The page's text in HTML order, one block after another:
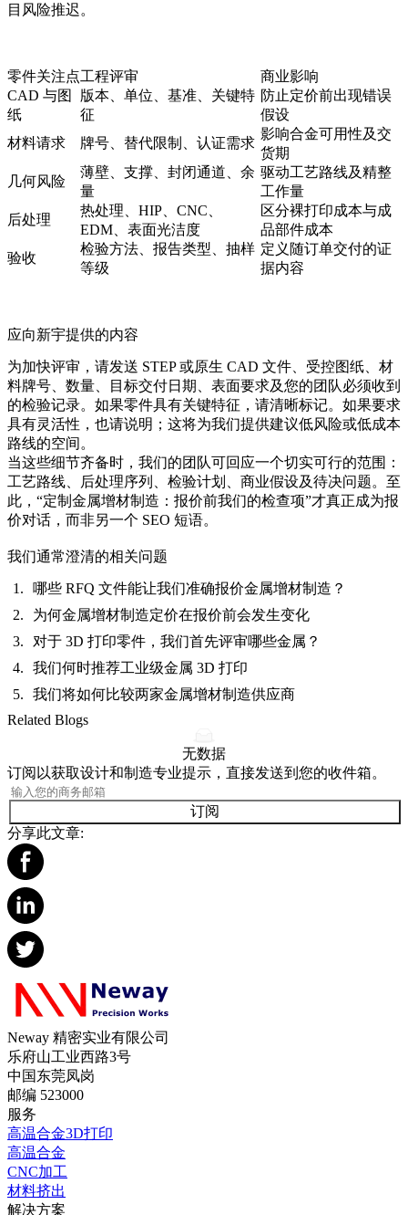
目风险推迟。
零件关注点工程评审
商业影响
CAD 与图
纸
版本、单位、基准、关键特
征
防止定价前出现错误
假设
材料请求
牌号、替代限制、认证需求
影响合金可用性及交
货期
几何风险
薄壁、支撑、封闭通道、余
量
驱动工艺路线及精整
工作量
后处理
热处理、HIP、CNC、
EDM、表面光洁度
区分裸打印成本与成
品部件成本
验收
检验方法、报告类型、抽样
等级
定义随订单交付的证
据内容
应向新宇提供的内容
为加快评审，请发送 STEP 或原生 CAD 文件、受控图纸、材
料牌号、数量、目标交付日期、表面要求及您的团队必须收到
的检验记录。如果零件具有关键特征，请清晰标记。如果要求
具有灵活性，也请说明；这将为我们提供建议低风险或低成本
路线的空间。
当这些细节齐备时，我们的团队可回应一个切实可行的范围：
工艺路线、后处理序列、检验计划、商业假设及待决问题。至
此，“定制金属增材制造：报价前我们的检查项”才真正成为报
价对话，而非另一个 SEO 短语。
我们通常澄清的相关问题
哪些 RFQ 文件能让我们准确报价金属增材制造？
为何金属增材制造定价在报价前会发生变化
对于 3D 打印零件，我们首先评审哪些金属？
我们何时推荐工业级金属 3D 打印
我们将如何比较两家金属增材制造供应商
Related Blogs
无数据
订阅以获取设计和制造专业提示，直接发送到您的收件箱。
订阅
分享此文章:
Neway 精密实业有限公司
乐府山工业西路3号
中国东莞凤岗
邮编 523000
服务
高温合金3D打印
高温合金
CNC加工
材料挤出
解决方案